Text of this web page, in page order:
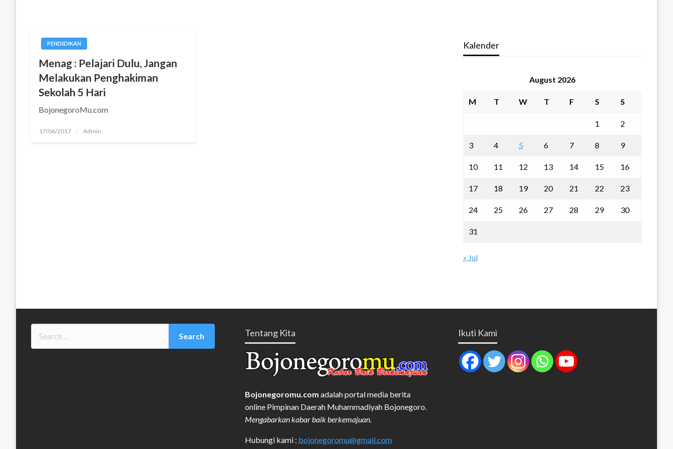
PENDIDIKAN
Menag : Pelajari Dulu, Jangan
Melakukan Penghakiman
Sekolah 5 Hari
BojonegoroMu.com
Posted
17/06/2017 Admin
Kalender
August 2026
M T W T F S S
1 2
3 4 5 6 7 8 9
10 11 12 13 14 15 16
17 18 19 20 21 22 23
24 25 26 27 28 29 30
31
« Jul
Tentang Kita
Bojonegoromu.com adalah portal media berita
online Pimpinan Daerah Muhammadiyah Bojonegoro.
Mengabarkan kabar baik berkemajuan.
Hubungi kami : bojonegoromu@gmail.com
Ikuti Kami